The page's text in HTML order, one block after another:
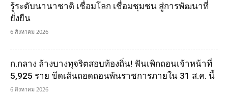
รู้ระดับนานาชาติ เชื่อมโลก เชื่อมชุมชน สู่การพัฒนาที่
ยั่งยืน
6 สิงหาคม 2026
ก.กลาง ล้างบางทุจริตสอบท้องถิ่น! ฟันเพิกถอนเจ้าหน้าที่
5,925 ราย ขีดเส้นถอดถอนพ้นราชการภายใน 31 ส.ค. นี้
6 สิงหาคม 2026